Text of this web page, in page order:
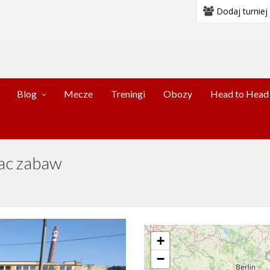
Dodaj turniej
Blog Mecze Treningi Obozy Head to Head
zabaw
+
−